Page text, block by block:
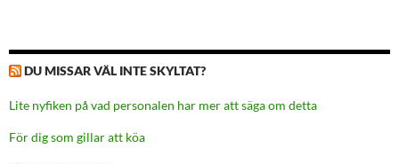
DU MISSAR VÄL INTE SKYLTAT?
Lite nyfiken på vad personalen har mer att säga om detta
För dig som gillar att köa